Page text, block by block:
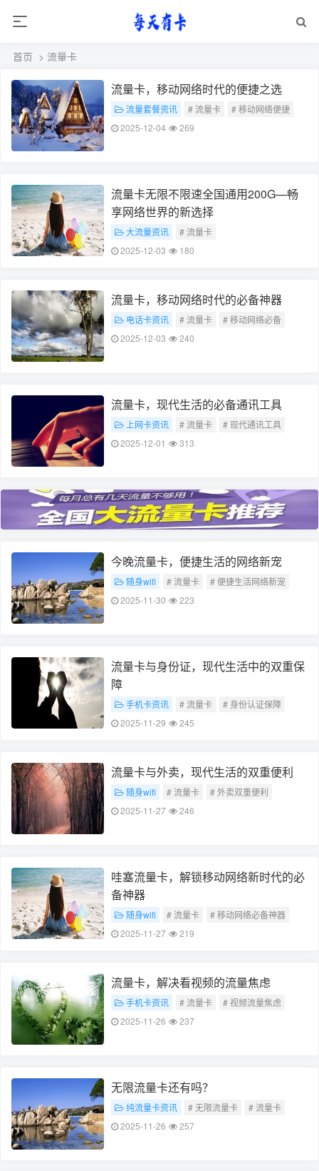
首页 > 流量卡
流量卡，移动网络时代的便捷之选
流量套餐资讯 # 流量卡
# 移动网络便捷
2025-12-04
269
流量卡无限不限速全国通用200G—畅
享网络世界的新选择
大流量资讯
# 流量卡
# 全国通用无限不限速网络
2025-12-03 180
流量卡，移动网络时代的必备神器
电话卡资讯 # 流量卡
# 移动网络必备
2025-12-03
240
流量卡，现代生活的必备通讯工具
上网卡资讯 # 流量卡
# 现代通讯工具
2025-12-01
313
今晚流量卡，便捷生活的网络新宠
随身wifi # 流量卡
# 便捷生活网络新宠
2025-11-30
223
流量卡与身份证，现代生活中的双重保
障
手机卡资讯 # 流量卡
# 身份认证保障
2025-11-29
245
流量卡与外卖，现代生活的双重便利
随身wifi # 流量卡
# 外卖双重便利
2025-11-27
246
哇塞流量卡，解锁移动网络新时代的必
备神器
随身wifi # 流量卡
# 移动网络必备神器
2025-11-27
219
流量卡，解决看视频的流量焦虑
手机卡资讯 # 流量卡
# 视频流量焦虑
# 这两个关键词直接涵盖了您所提供内容的核心
2025-11-26 237
无限流量卡还有吗？
纯流量卡资讯 # 无限流量卡
# 流量卡
# 希望这两个关键词符合您的需求
2025-11-26 257